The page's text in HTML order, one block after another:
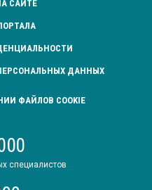
САЙТЕ
ДАННЫХ
ФАЙЛОВ COOKIE
специалистов